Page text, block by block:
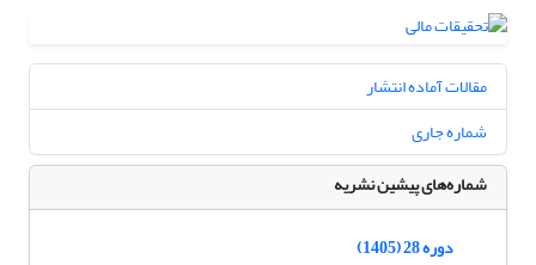
مقالات آماده انتشار
شماره جاری
شماره‌های پیشین نشریه
دوره 28 (1405)